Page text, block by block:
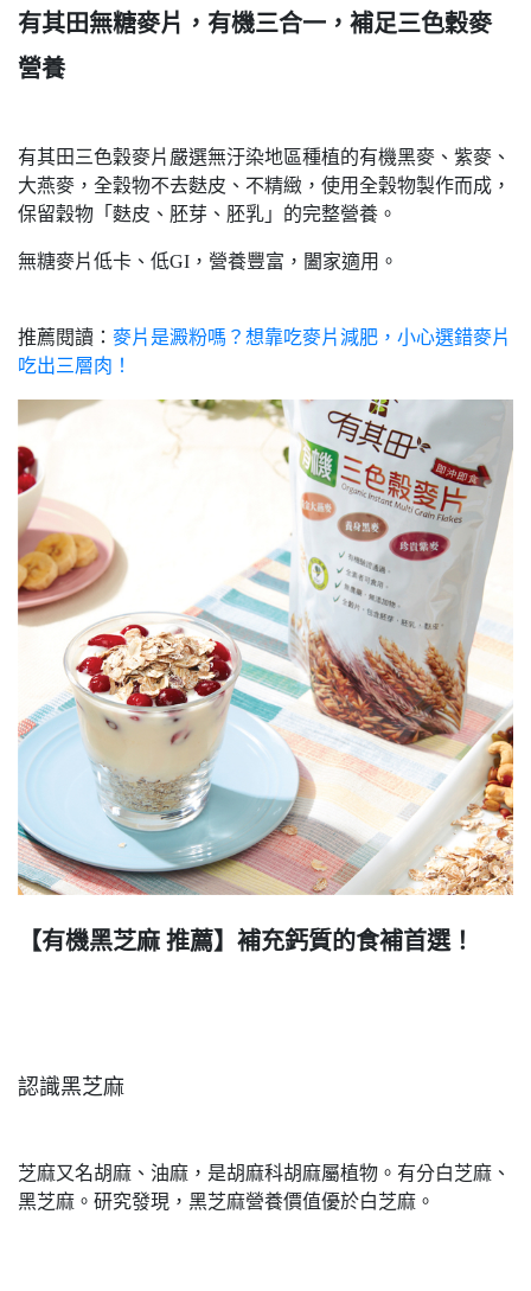
有其田無糖麥片，有機三合一，補足三色穀麥
營養
有其田三色穀麥片嚴選無汙染地區種植的有機黑麥、紫麥、
大燕麥，全穀物不去麩皮、不精緻，使用全穀物製作而成，
保留穀物「麩皮、胚芽、胚乳」的完整營養。
無糖麥片低卡、低GI，營養豐富，闔家適用。
推薦閱讀： 麥片是澱粉嗎？想靠吃麥片減肥，小心選錯麥片
吃出三層肉！
【有機黑芝麻 推薦】補充鈣質的食補首選！
認識黑芝麻
芝麻又名胡麻、油麻，是胡麻科胡麻屬植物。有分白芝麻、
黑芝麻。研究發現，黑芝麻營養價值優於白芝麻。